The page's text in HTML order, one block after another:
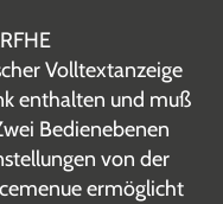
Volltextanzeige
enthalten und muß
Bedienebenen
von der
ermöglicht